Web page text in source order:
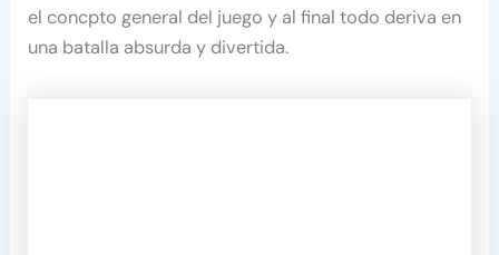
el concpto general del juego y al final todo deriva en
una batalla absurda y divertida.